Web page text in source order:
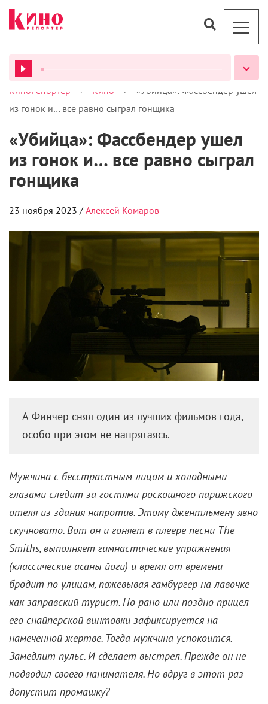
ВСЕ ПОДКАСТЫ
КиноРепортер > Кино >
«Убийца»: Фассбендер ушел
из гонок и… все равно сыграл гонщика
«Убийца»: Фассбендер ушел
из гонок и… все равно сыграл
гонщика
23 ноября 2023 / Алексей Комаров
А Финчер снял один из лучших фильмов года,
особо при этом не напрягаясь.
Мужчина с бесстрастным лицом и холодными
глазами следит за гостями роскошного парижского
отеля из здания напротив. Этому джентльмену явно
скучновато. Вот он и гоняет в плеере песни The
Smiths, выполняет гимнастические упражнения
(классические асаны йоги) и время от времени
бродит по улицам, пожевывая гамбургер на лавочке
как заправский турист. Но рано или поздно прицел
его снайперской винтовки зафиксируется на
намеченной жертве. Тогда мужчина успокоится.
Замедлит пульс. И сделает выстрел. Прежде он не
подводил своего нанимателя. Но вдруг в этот раз
допустит промашку?